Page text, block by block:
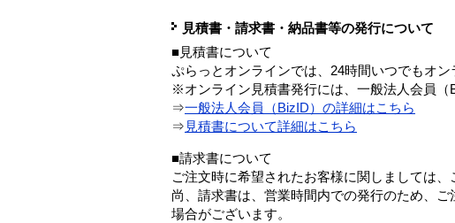
見積書・請求書・納品書等の発行について
■見積書について
ぷらっとオンラインでは、24時間いつでもオ
※オンライン見積書発行には、一般法人会員（
⇒一般法人会員（BizID）の詳細はこちら
⇒ 見積書について詳細はこちら
■請求書について
ご注文時に希望されたお客様に関しましては、
尚、請求書は、営業時間内での発行のため、
場合がございます。